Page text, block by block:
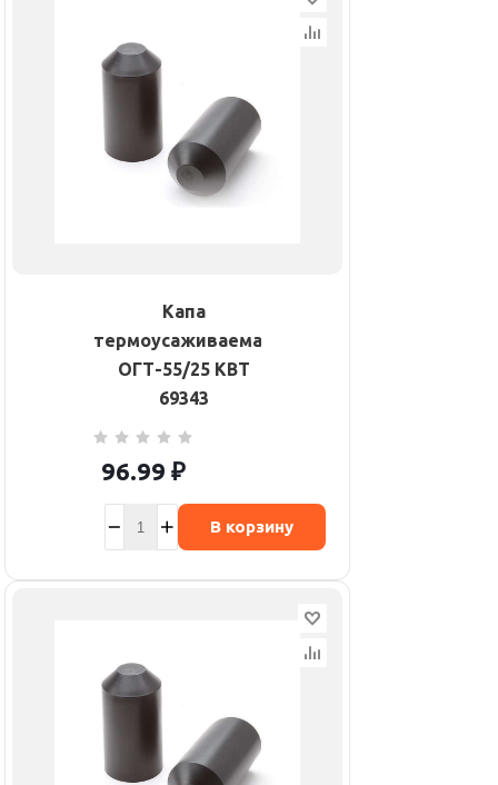
Капа
термоусаживаемая
ОГТ-55/25 КВТ
69343
96.99 ₽
В корзину